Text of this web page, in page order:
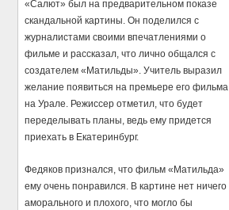
«Салют» был на предварительном показе
скандальной картины. Он поделился с
журналистами своими впечатлениями о
фильме и рассказал, что лично общался с
создателем «Матильды». Учитель выразил
желание появиться на премьере его фильма
на Урале. Режиссер отметил, что будет
переделывать планы, ведь ему придется
приехать в Екатеринбург.
Федяков признался, что фильм «Матильда»
ему очень понравился. В картине нет ничего
аморального и плохого, что могло бы